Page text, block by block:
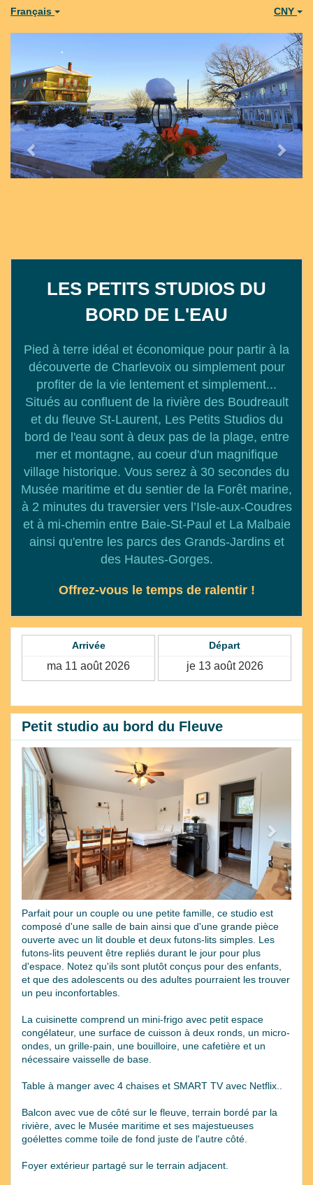
Français CNY
Next
LES PETITS STUDIOS DU
BORD DE L'EAU
Pied à terre idéal et économique pour partir à la
découverte de Charlevoix ou simplement pour
profiter de la vie lentement et simplement...
Situés au confluent de la rivière des Boudreault
et du fleuve St-Laurent, Les Petits Studios du
bord de l'eau sont à deux pas de la plage, entre
mer et montagne, au coeur d'un magnifique
village historique. Vous serez à 30 secondes du
Musée maritime et du sentier de la Forêt marine,
à 2 minutes du traversier vers l’Isle-aux-Coudres
et à mi-chemin entre Baie-St-Paul et La Malbaie
ainsi qu'entre les parcs des Grands-Jardins et
des Hautes-Gorges.
Offrez-vous le temps de ralentir !
Arrivée Départ
Petit studio au bord du Fleuve
Previous
Parfait pour un couple ou une petite famille, ce studio est
composé d'une salle de bain ainsi que d'une grande pièce
ouverte avec un lit double et deux futons-lits simples. Les
futons-lits peuvent être repliés durant le jour pour plus
d'espace. Notez qu'ils sont plutôt conçus pour des enfants,
et que des adolescents ou des adultes pourraient les trouver
un peu inconfortables.
La cuisinette comprend un mini-frigo avec petit espace
congélateur, une surface de cuisson à deux ronds, un micro-
ondes, un grille-pain, une bouilloire, une cafetière et un
nécessaire vaisselle de base.
Table à manger avec 4 chaises et SMART TV avec Netflix..
Balcon avec vue de côté sur le fleuve, terrain bordé par la
rivière, avec le Musée maritime et ses majestueuses
goélettes comme toile de fond juste de l'autre côté.
Foyer extérieur partagé sur le terrain adjacent.